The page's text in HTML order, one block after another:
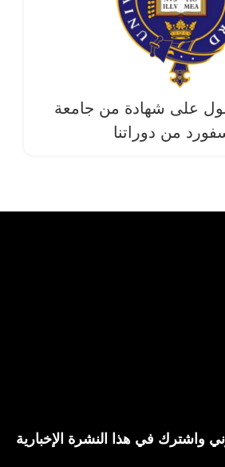
على شهادة من جامعة
من دوراتنا
في هذا النشرة الإخبارية